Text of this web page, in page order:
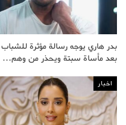
بدر هاري يوجه رسالة مؤثرة للشباب
بعد مأساة سبتة ويحذر من وهم…
اخبار